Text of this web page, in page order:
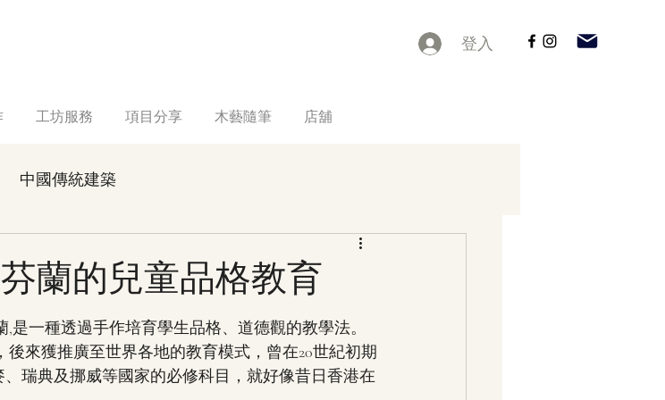
登入
工坊服務 項目分享 木藝隨筆 店舖
中國傳統建築
蘭的兒童品格教育
,是一種透過手作培育學生品格、道德觀的教學法。
來獲推廣至世界各地的教育模式，曾在20世紀初期
瑞典及挪威等國家的必修科目，就好像昔日香港在